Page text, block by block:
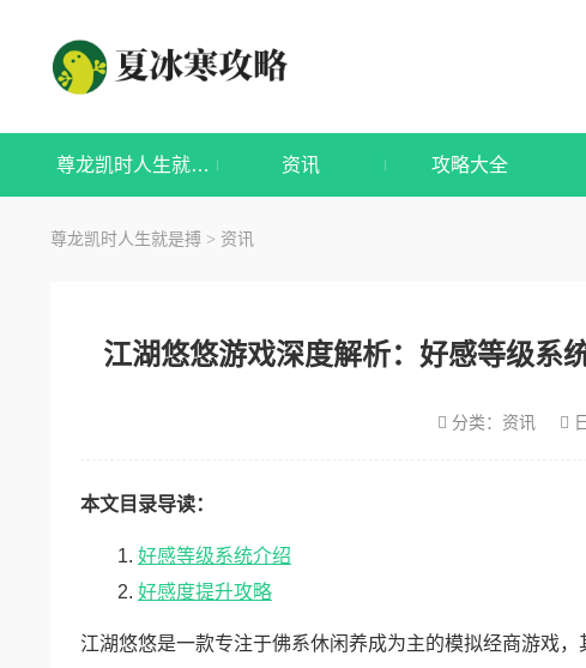
尊龙凯时人生就是搏 资讯 攻略大全
尊龙凯时人生就是搏 > 资讯
江湖悠悠游戏深度解析：好感等级系
分类： 资讯
本文目录导读：
好感等级系统介绍
好感度提升攻略
江湖悠悠是一款专注于佛系休闲养成为主的模拟经商游戏